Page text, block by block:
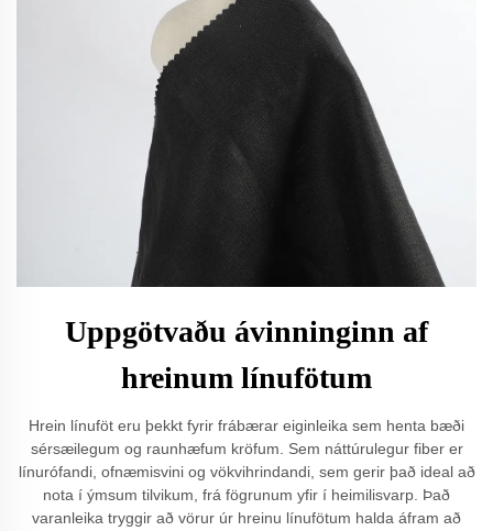
Uppgötvaðu ávinninginn af
hreinum línufötum
Hrein línuföt eru þekkt fyrir frábærar eiginleika sem henta bæði
sérsæilegum og raunhæfum kröfum. Sem náttúrulegur fiber er
línurófandi, ofnæmisvini og vökvihrindandi, sem gerir það ideal að
nota í ýmsum tilvikum, frá fögrunum yfir í heimilisvarp. Það
varanleika tryggir að vörur úr hreinu línufötum halda áfram að